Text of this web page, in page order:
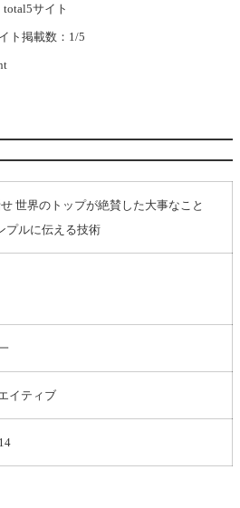
サイト
ト掲載数：1/5
世界のトップが絶賛した大事なこと
プルに伝える技術
イティブ